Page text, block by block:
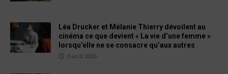
Léa Drucker et Mélanie Thierry dévoilent au
cinéma ce que devient « La vie d’une femme »
lorsqu’elle ne se consacre qu’aux autres
3 août 2026